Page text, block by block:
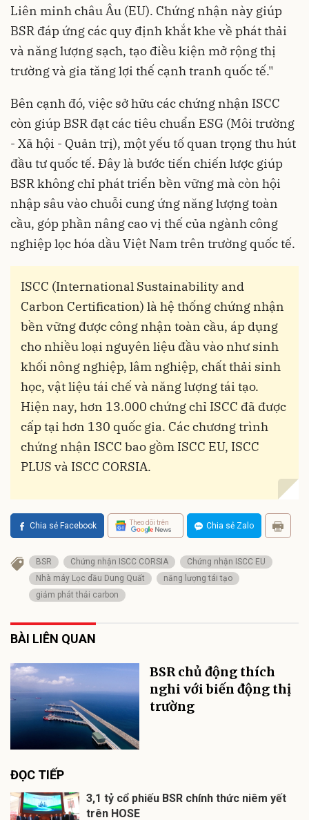
Liên minh châu Âu (EU). Chứng nhận này giúp
BSR đáp ứng các quy định khắt khe về phát thải
và năng lượng sạch, tạo điều kiện mở rộng thị
trường và gia tăng lợi thế cạnh tranh quốc tế."
Bên cạnh đó, việc sở hữu các chứng nhận ISCC
còn giúp BSR đạt các tiêu chuẩn ESG (Môi trường
- Xã hội - Quản trị), một yếu tố quan trọng thu hút
đầu tư quốc tế. Đây là bước tiến chiến lược giúp
BSR không chỉ phát triển bền vững mà còn hội
nhập sâu vào chuỗi cung ứng năng lượng toàn
cầu, góp phần nâng cao vị thế của ngành công
nghiệp lọc hóa dầu Việt Nam trên trường quốc tế.
ISCC (International Sustainability and
Carbon Certification) là hệ thống chứng nhận
bền vững được công nhận toàn cầu, áp dụng
cho nhiều loại nguyên liệu đầu vào như sinh
khối nông nghiệp, lâm nghiệp, chất thải sinh
học, vật liệu tái chế và năng lượng tái tạo.
Hiện nay, hơn 13.000 chứng chỉ ISCC đã được
cấp tại hơn 130 quốc gia. Các chương trình
chứng nhận ISCC bao gồm ISCC EU, ISCC
PLUS và ISCC CORSIA.
Chia sẻ Facebook Theo dõi trên Chia sẻ Zalo
BSR Chứng nhận ISCC CORSIA
Chứng nhận ISCC EU
Nhà máy Lọc dầu Dung Quất
năng lượng tái tạo
giảm phát thải carbon
BÀI LIÊN QUAN
BSR chủ động thích
nghi với biến động thị
trường
ĐỌC TIẾP
3,1 tỷ cổ phiếu BSR chính thức niêm yết
trên HOSE